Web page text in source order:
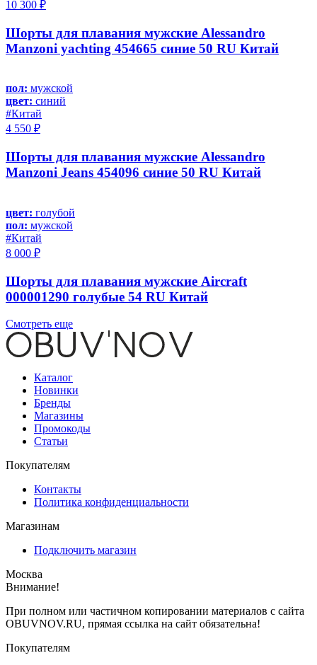
10 300 ₽
Шорты для плавания мужские Alessandro
Manzoni yachting 454665 синие 50 RU Китай
пол: мужской
цвет: синий
#Китай
4 550 ₽
Шорты для плавания мужские Alessandro
Manzoni Jeans 454096 синие 50 RU Китай
цвет: голубой
пол: мужской
#Китай
8 000 ₽
Шорты для плавания мужские Aircraft
000001290 голубые 54 RU Китай
Смотреть еще
Каталог
Новинки
Бренды
Магазины
Промокоды
Статьи
Покупателям
Контакты
Политика конфиденциальности
Магазинам
Подключить магазин
Москва
Внимание!
При полном или частичном копировании материалов с сайта
OBUVNOV.RU, прямая ссылка на сайт обязательна!
Покупателям